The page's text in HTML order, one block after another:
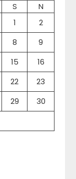
S
N
1
2
8
9
15
16
22
23
29
30